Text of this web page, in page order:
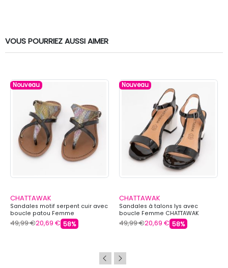
VOUS POURRIEZ AUSSI AIMER
Nouveau
CHATTAWAK
Sandales motif serpent cuir avec
boucle patou Femme
CHATTAWAK
49,99 €20,69 € 58%
Nouveau
CHATTAWAK
Sandales à talons lys avec
boucle Femme CHATTAWAK
49,99 €20,69 € 58%